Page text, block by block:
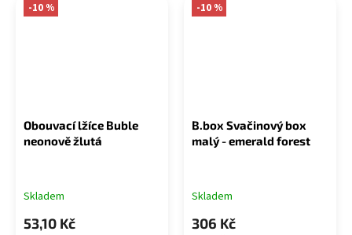
-10 %
Obouvací lžíce Buble
neonově žlutá
Skladem
53,10 Kč
-10 %
B.box Svačinový box
malý - emerald forest
Skladem
306 Kč